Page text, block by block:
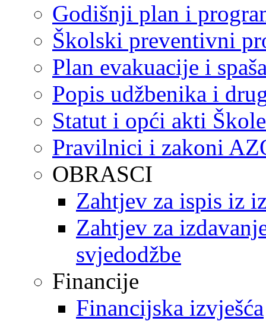
Godišnji plan i
Školski preventivni
Plan evakuacije i
Popis udžbenika i
Statut i opći akti Škole
Pravilnici i zakoni
OBRASCI
Zahtjev za ispis iz
Zahtjev za
svjedodžbe
Financije
Financijska izvješća